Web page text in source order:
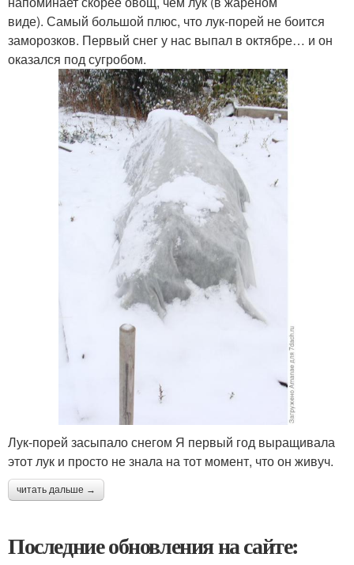
виде). Самый большой плюс, что лук-порей не боится
заморозков. Первый снег у нас выпал в октябре… и он
оказался под сугробом.
Лук-порей засыпало снегом Я первый год выращивала
этот лук и просто не знала на тот момент, что он живуч.
читать дальше →
Последние обновления на сайте: